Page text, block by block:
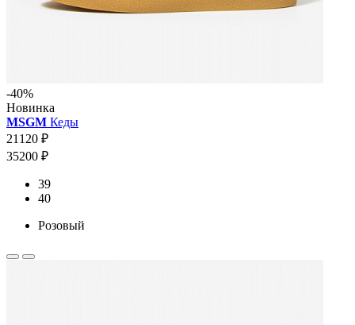
-40%
Новинка
MSGM Кеды
21120 ₽
35200 ₽
39
40
Розовый